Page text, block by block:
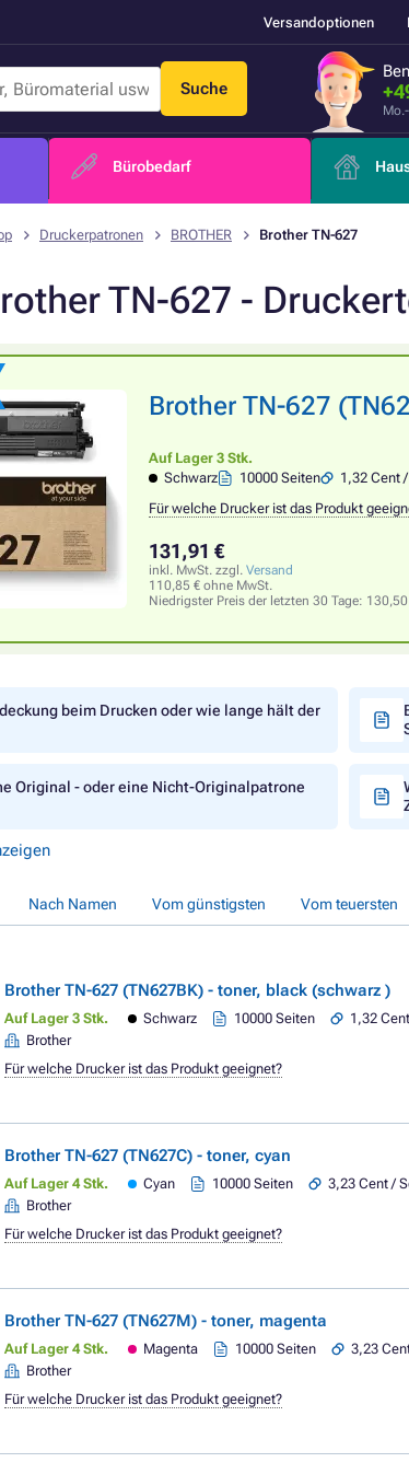
Versandoptionen
Suche
Bürobedarf
Druckerpatronen BROTHER Brother TN-627
TN-627 -
Brother TN-627
Auf Lager 3 Stk.
Schwarz
10000 Seiten 1,32 Cent
Für welche Drucker ist das Produkt
131,91 €
inkl. MwSt. zzgl. Versand
110,85 € ohne MwSt.
Niedrigster Preis der letzten 30 Tage:
beim Drucken oder wie lange hält der
Original - oder eine Nicht-Originalpatrone
Nach Namen Vom günstigsten Vom teuersten
Brother TN-627 (TN627BK) - toner, black (schwarz )
Auf Lager 3 Stk. Schwarz 10000 Seiten
1,32
Brother
Für welche Drucker ist das Produkt geeignet?
Brother TN-627 (TN627C) - toner, cyan
Auf Lager 4 Stk. Cyan 10000 Seiten
3,23 Cent /
Brother
Für welche Drucker ist das Produkt geeignet?
Brother TN-627 (TN627M) - toner, magenta
Auf Lager 4 Stk. Magenta 10000 Seiten
3,23
Brother
Für welche Drucker ist das Produkt geeignet?